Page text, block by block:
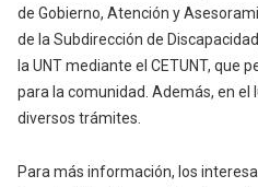
de Gobierno, Atención y
de la Subdirección de
la UNT mediante el CETUNT, que
para la comunidad. Además, en el
diversos trámites.
Para más información, los